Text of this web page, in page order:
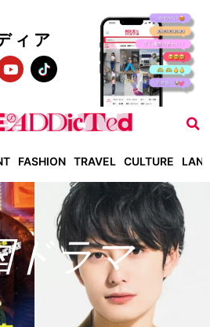
ィア
FASHION TRAVEL CULTURE
ドラマ